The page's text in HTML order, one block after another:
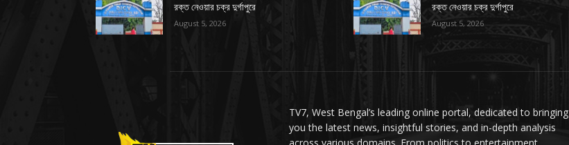
রক্ত নেওয়ার চক্র দুর্গাপুরে
August 5, 2026
রক্ত নেওয়ার চক্র দুর্গাপুরে
August 5, 2026
TV7, West Bengal’s leading online portal, dedicated to bringing
you the latest news, insightful stories, and in-depth analysis